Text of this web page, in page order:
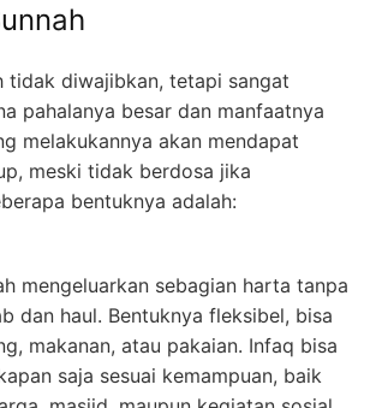
tidak diwajibkan, tetapi sangat
pahalanya besar dan manfaatnya
melakukannya akan mendapat
meski tidak berdosa jika
bentuknya adalah:
mengeluarkan sebagian harta tanpa
dan haul. Bentuknya fleksibel, bisa
makanan, atau pakaian. Infaq bisa
saja sesuai kemampuan, baik